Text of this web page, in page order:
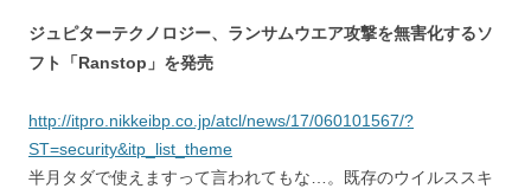
ジュピターテクノロジー、ランサムウエア攻撃を無害化するソ
フト「Ranstop」を発売
http://itpro.nikkeibp.co.jp/atcl/news/17/060101567/?
ST=security&itp_list_theme
半月タダで使えますって言われてもな…。既存のウイルススキ